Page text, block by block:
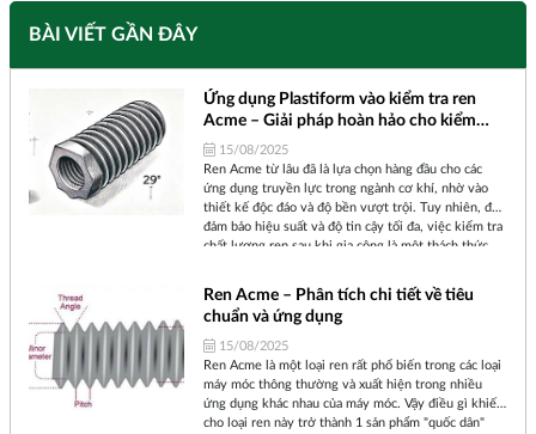
BÀI VIẾT GẦN ĐÂY
Ứng dụng Plastiform vào kiểm tra ren
Acme – Giải pháp hoàn hảo cho kiểm
soát chất lượng
15/08/2025
Ren Acme từ lâu đã là lựa chọn hàng đầu cho các
ứng dụng truyền lực trong ngành cơ khí, nhờ vào
thiết kế độc đáo và độ bền vượt trội. Tuy nhiên, để
đảm bảo hiệu suất và độ tin cậy tối đa, việc kiểm tra
chất lượng ren sau khi gia công là một thách thức
khăn trong việc đo lường chính xác hình dạng ren,
góc sườn 29°, và các khuyết tật bề mặt bên trong
mà không gây hư hại cho chi tiết.
Ren Acme – Phân tích chi tiết về tiêu
chuẩn và ứng dụng
15/08/2025
Ren Acme là một loại ren rất phổ biến trong các loại
máy móc thông thường và xuất hiện trong nhiều
ứng dụng khác nhau của máy móc. Vậy điều gì khiến
cho loại ren này trở thành 1 sản phẩm "quốc dân"